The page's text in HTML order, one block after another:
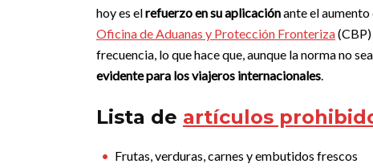
hoy es elrefuerzo en su aplicaciónante el aumento
Oficina de Aduanas y Protección Fronteriza
frecuencia, lo que hace que, aunque la norma no
evidente para los viajeros internacionales.
Lista de artículos
Frutas, verduras, carnes y embutidos frescos